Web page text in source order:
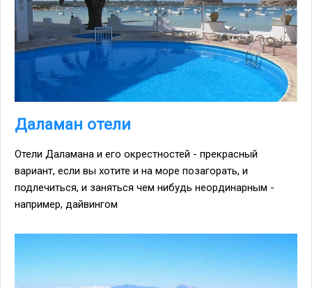
Даламан отели
Отели Даламана и его окрестностей - прекрасный
вариант, если вы хотите и на море позагорать, и
подлечиться, и заняться чем нибудь неординарным -
например, дайвингом